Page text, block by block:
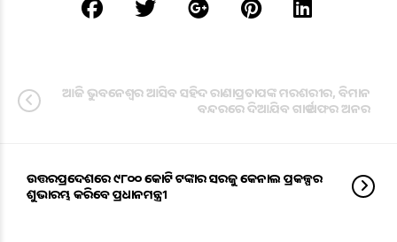
ଆଜି ଭୁବନେଶ୍ୱର ଆସିବ ସହିଦ ରାଣାପ୍ରତାପଙ୍କ ମରଶରୀର, ବିମାନ
ବନ୍ଦରରେ ଦିଆଯିବ ଗାର୍ଡ ଅଫର ଅନର
ଉତ୍ତରପ୍ରଦେଶରେ ୯୮୦୦ କୋଟି ଟଙ୍କାର ସରଜୁ କେନାଲ ପ୍ରକଳ୍ପର
ଶୁଭାରମ୍ଭ କରିବେ ପ୍ରଧାନମନ୍ତ୍ରୀ